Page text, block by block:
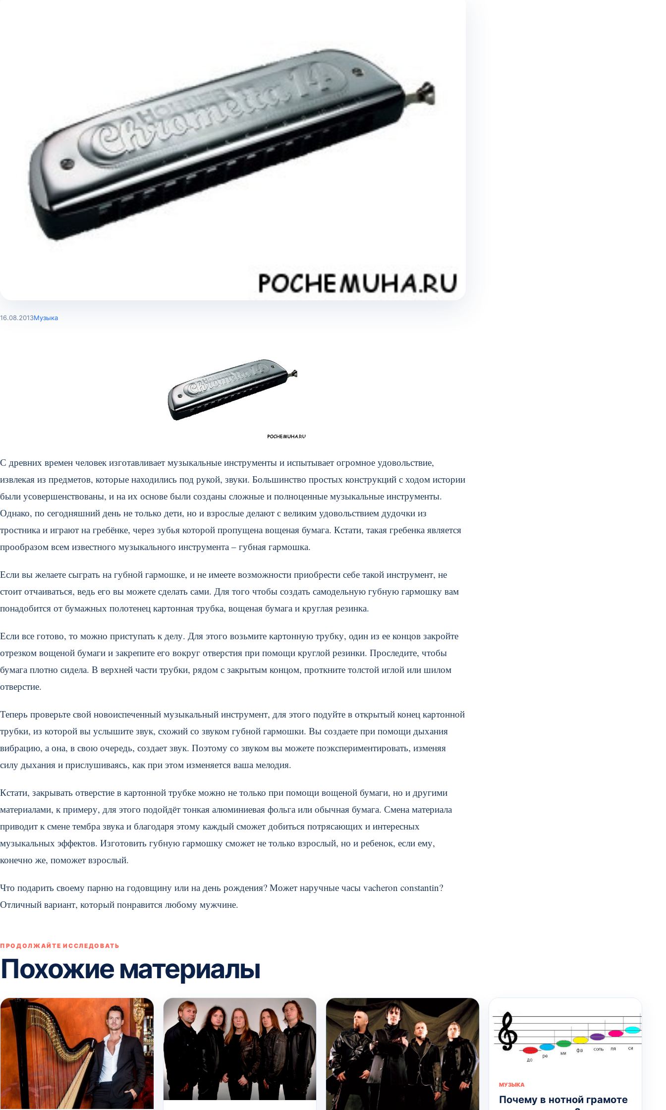
16.08.2013Музыка
С древних времен человек изготавливает музыкальные инструменты и испытывает огромное удовольствие,
извлекая из предметов, которые находились под рукой, звуки. Большинство простых конструкций с ходом истории
были усовершенствованы, и на их основе были созданы сложные и полноценные музыкальные инструменты.
Однако, по сегодняшний день не только дети, но и взрослые делают с великим удовольствием дудочки из
тростника и играют на гребёнке, через зубья которой пропущена вощеная бумага. Кстати, такая гребенка является
прообразом всем известного музыкального инструмента – губная гармошка.
Если вы желаете сыграть на губной гармошке, и не имеете возможности приобрести себе такой инструмент, не
стоит отчаиваться, ведь его вы можете сделать сами. Для того чтобы создать самодельную губную гармошку вам
понадобится от бумажных полотенец картонная трубка, вощеная бумага и круглая резинка.
Если все готово, то можно приступать к делу. Для этого возьмите картонную трубку, один из ее концов закройте
отрезком вощеной бумаги и закрепите его вокруг отверстия при помощи круглой резинки. Проследите, чтобы
бумага плотно сидела. В верхней части трубки, рядом с закрытым концом, проткните толстой иглой или шилом
отверстие.
Теперь проверьте свой новоиспеченный музыкальный инструмент, для этого подуйте в открытый конец картонной
трубки, из которой вы услышите звук, схожий со звуком губной гармошки. Вы создаете при помощи дыхания
вибрацию, а она, в свою очередь, создает звук. Поэтому со звуком вы можете поэкспериментировать, изменяя
силу дыхания и прислушиваясь, как при этом изменяется ваша мелодия.
Кстати, закрывать отверстие в картонной трубке можно не только при помощи вощеной бумаги, но и другими
материалами, к примеру, для этого подойдёт тонкая алюминиевая фольга или обычная бумага. Смена материала
приводит к смене тембра звука и благодаря этому каждый сможет добиться потрясающих и интересных
музыкальных эффектов. Изготовить губную гармошку сможет не только взрослый, но и ребенок, если ему,
конечно же, поможет взрослый.
Что подарить своему парню на годовщину или на день рождения? Может наручные часы vacheron constantin?
Отличный вариант, который понравится любому мужчине.
ПРОДОЛЖАЙТЕ ИССЛЕДОВАТЬ
Похожие материалы
МУЗЫКА
Почему в нотной грамоте